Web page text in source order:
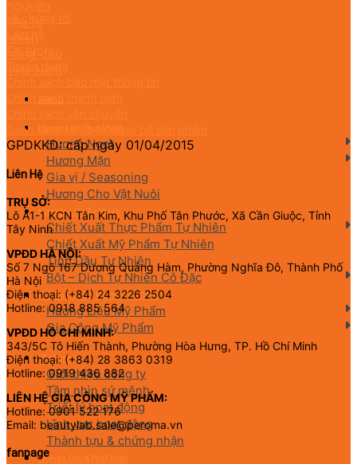
Hương Ngọt
Hương Mặn
Gia vị / Seasoning
Hương Cho Vật Nuôi
Nguyên Liệu Tự Nhiên
Chiết Xuất Thực Phẩm Tự Nhiên
Chiết Xuất Mỹ Phẩm Tự Nhiên
Tinh Dầu Tự Nhiên
Bột – Dịch Tự Nhiên Cô Đặc
Hương Liệu Mỹ Phẩm & Gia Công
Hương Liệu Mỹ Phẩm
Gia Công Mỹ Phẩm
Về chúng tôi
Giới thiệu công ty
Tầm nhìn sứ mệnh
Triết lý hoạt động
Lĩnh vực hoạt động
Thành tựu & chứng nhận
Nghiên Cứu & Phát Triển
Chính sách thanh toán
Danh sách hồ sơ tự công bố sản phẩm
GPDKKD: cấp ngày 01/04/2015
Liên Hệ
TRỤ SỞ:
Lô A1-1 KCN Tân Kim, Khu Phố Tân Phước, Xã Cần Giuộc, Tỉnh
Tây Ninh
VPĐD HÀ NỘI:
Số 7 Ngõ 167 Dương Quảng Hàm, Phường Nghĩa Đô, Thành Phố
Hà Nội
Điện thoại: (+84) 24 3226 2504
Hotline: 0918 885 564
VPĐD HỒ CHÍ MINH:
343/5C Tô Hiến Thành, Phường Hòa Hưng, TP. Hồ Chí Minh
Điện thoại: (+84) 28 3863 0319
Hotline: 0919 436 882
LIÊN HỆ GIA CÔNG MỸ PHẨM:
Hotline: 0901 522 176
Email: beautylab.sale@peroma.vn
fanpage